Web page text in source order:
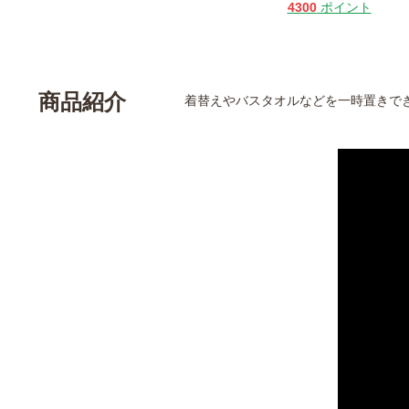
4300ポイント
商品紹介 着替えやバスタオルなどを一時置きで